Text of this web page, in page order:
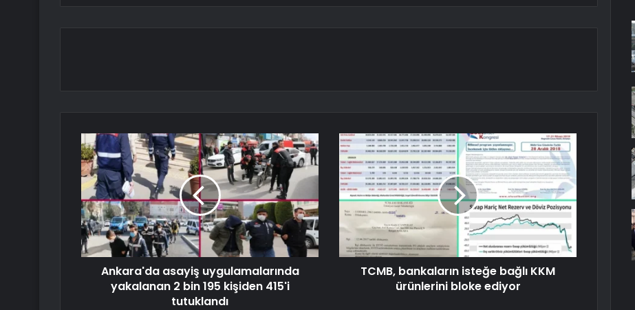
Ankara'da asayiş uygulamalarında
yakalanan 2 bin 195 kişiden 415'i
tutuklandı
TCMB, bankaların isteğe bağlı KKM
ürünlerini bloke ediyor